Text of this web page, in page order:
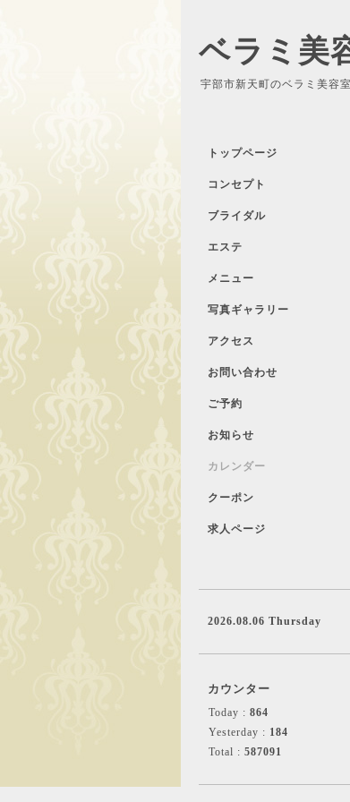
ベラミ美
宇部市新天町のベラミ美容
トップページ
コンセプト
ブライダル
エステ
メニュー
写真ギャラリー
アクセス
お問い合わせ
ご予約
お知らせ
カレンダー
クーポン
求人ページ
2026.08.06 Thursday
カウンター
Today : 864
Yesterday : 184
Total : 587091